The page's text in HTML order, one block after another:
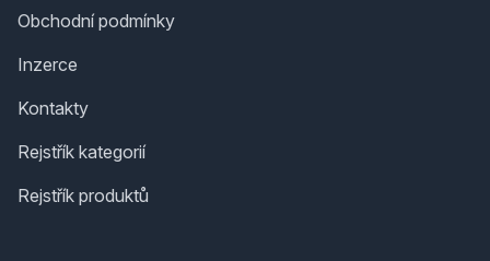
Obchodní podmínky
Inzerce
Kontakty
Rejstřík kategorií
Rejstřík produktů